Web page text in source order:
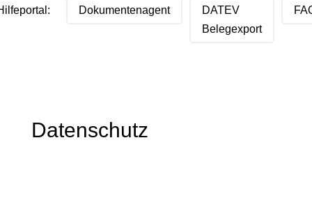
Dokumentenagent
DATEV
Belegexport
Datenschutz